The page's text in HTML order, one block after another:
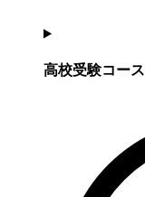
高校受験コース